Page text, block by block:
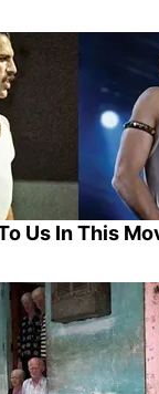
Us In This